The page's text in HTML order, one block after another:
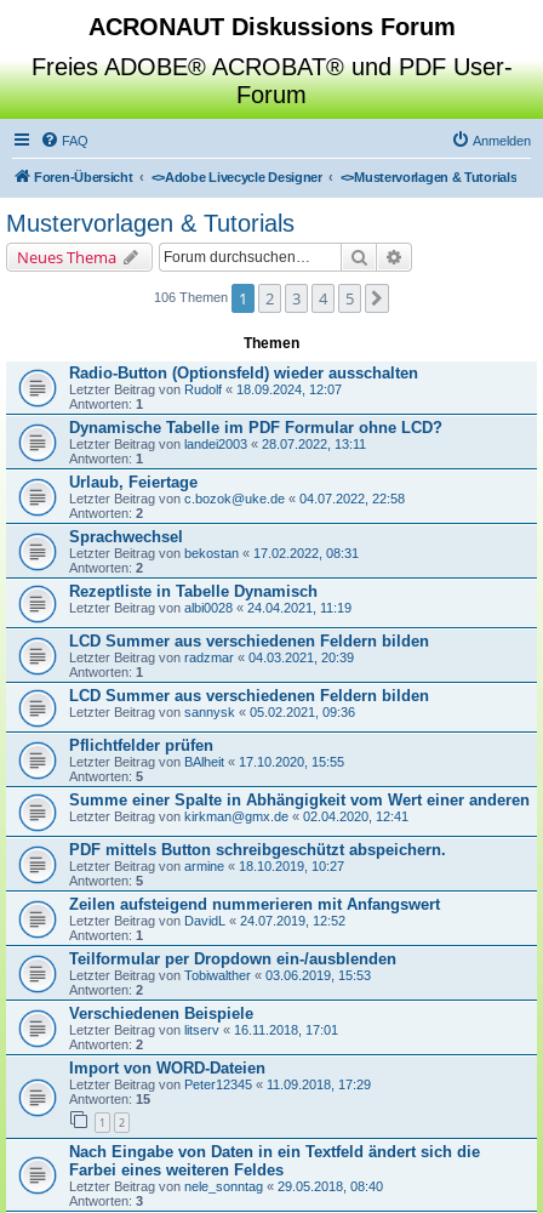
ACRONAUT Diskussions Forum
Freies ADOBE® ACROBAT® und PDF User-
Forum
FAQ Anmelden
Foren-Übersicht <>Adobe Livecycle Designer <>Mustervorlagen & Tutorials
Mustervorlagen & Tutorials
Neues Thema Suche
106 Themen 1 2 3 4 5
Themen
Radio-Button (Optionsfeld) wieder ausschalten
Letzter Beitrag von Rudolf « 18.09.2024, 12:07
Antworten: 1
Dynamische Tabelle im PDF Formular ohne LCD?
Letzter Beitrag von landei2003 « 28.07.2022, 13:11
Antworten: 1
Urlaub, Feiertage
Letzter Beitrag von c.bozok@uke.de « 04.07.2022, 22:58
Antworten: 2
Sprachwechsel
Letzter Beitrag von bekostan « 17.02.2022, 08:31
Antworten: 2
Rezeptliste in Tabelle Dynamisch
Letzter Beitrag von albi0028 « 24.04.2021, 11:19
LCD Summer aus verschiedenen Feldern bilden
Letzter Beitrag von radzmar « 04.03.2021, 20:39
Antworten: 1
LCD Summer aus verschiedenen Feldern bilden
Letzter Beitrag von sannysk « 05.02.2021, 09:36
Pflichtfelder prüfen
Letzter Beitrag von BAlheit « 17.10.2020, 15:55
Antworten: 5
Summe einer Spalte in Abhängigkeit vom Wert einer anderen
Letzter Beitrag von kirkman@gmx.de « 02.04.2020, 12:41
PDF mittels Button schreibgeschützt abspeichern.
Letzter Beitrag von armine « 18.10.2019, 10:27
Antworten: 5
Zeilen aufsteigend nummerieren mit Anfangswert
Letzter Beitrag von DavidL « 24.07.2019, 12:52
Antworten: 1
Teilformular per Dropdown ein-/ausblenden
Letzter Beitrag von Tobiwalther « 03.06.2019, 15:53
Antworten: 2
Verschiedenen Beispiele
Letzter Beitrag von litserv « 16.11.2018, 17:01
Antworten: 2
Import von WORD-Dateien
Letzter Beitrag von Peter12345 « 11.09.2018, 17:29
Antworten: 15
1 2
Nach Eingabe von Daten in ein Textfeld ändert sich die
Farbei eines weiteren Feldes
Letzter Beitrag von nele_sonntag « 29.05.2018, 08:40
Antworten: 3